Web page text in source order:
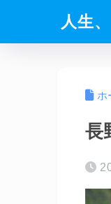
人生
ホ
長